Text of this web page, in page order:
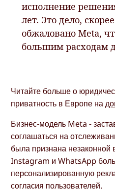
исполнение
лет. Это дело,
обжаловано Meta,
большим расходам
Читайте больше о
приватность в Европе на
Бизнес-модель Meta -
соглашаться на
была признана
Instagram и WhatsApp
персонализированную
согласия пользователей.